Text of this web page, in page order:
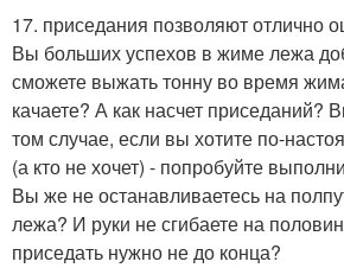
17. приседания позволяют отлично
Вы больших успехов в жиме лежа
сможете выжать тонну во время
качаете? А как насчет приседаний?
том случае, если вы хотите по-
(а кто не хочет) - попробуйте
Вы же не останавливаетесь на
лежа? И руки не сгибаете на
приседать нужно не до конца?